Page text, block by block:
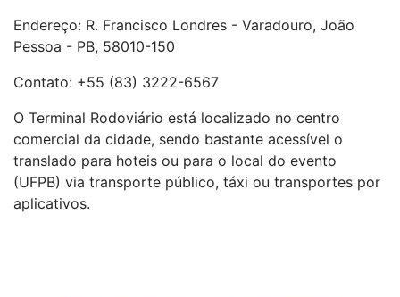
Endereço: R. Francisco Londres - Varadouro, João
Pessoa - PB, 58010-150
Contato: +55 (83) 3222-6567
O Terminal Rodoviário está localizado no centro
comercial da cidade, sendo bastante acessível o
translado para hoteis ou para o local do evento
(UFPB) via transporte público, táxi ou transportes por
aplicativos.